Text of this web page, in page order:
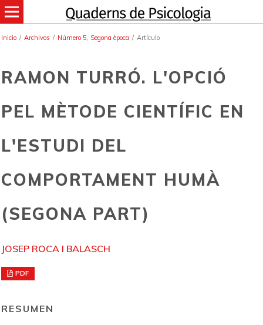
Inicio / Archivos / Número 5, Segona època / Artículo
RAMON TURRÓ. L'OPCIÓ
PEL MÈTODE CIENTÍFIC EN
L'ESTUDI DEL
COMPORTAMENT HUMÀ
(SEGONA PART)
JOSEP ROCA I BALASCH
PDF
RESUMEN